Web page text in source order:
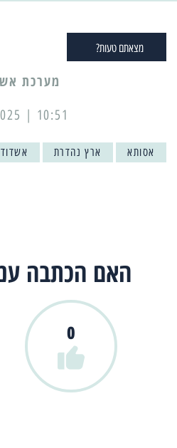
מצאתם טעות?
מערכת
10:51 | 13/02/2025
אסותא ארץ נהדרת אשדוד
האם הכתבה
0